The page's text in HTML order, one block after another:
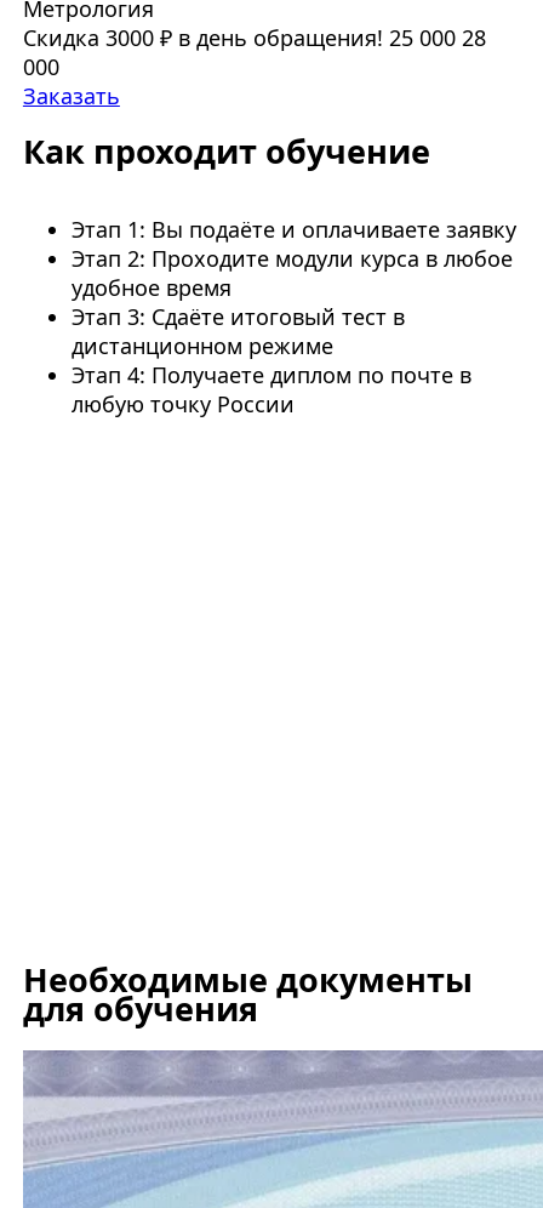
Метрология
Скидка 3000 ₽ в день обращения! 25 000 28
000
Заказать
Как проходит обучение
Этап 1: Вы подаёте и оплачиваете заявку
Этап 2: Проходите модули курса в любое
удобное время
Этап 3: Сдаёте итоговый тест в
дистанционном режиме
Этап 4: Получаете диплом по почте в
любую точку России
Необходимые документы
для обучения